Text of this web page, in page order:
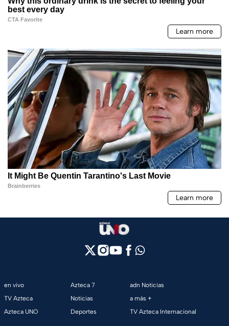
en vivo
TV Azteca
Azteca UNO
Azteca 7
Noticias
Deportes
adn Noticias
a más +
TV Azteca Internacional